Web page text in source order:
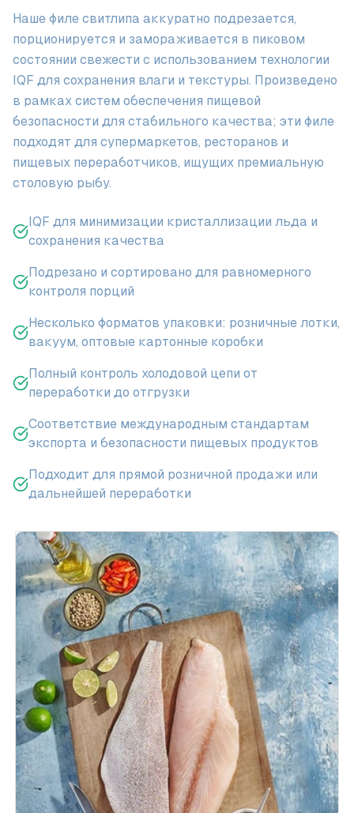
Наше филе свитлипа аккуратно подрезается,
порционируется и замораживается в пиковом
состоянии свежести с использованием технологии
IQF для сохранения влаги и текстуры. Произведено
в рамках систем обеспечения пищевой
безопасности для стабильного качества; эти филе
подходят для супермаркетов, ресторанов и
пищевых переработчиков, ищущих премиальную
столовую рыбу.
IQF для минимизации кристаллизации льда и
сохранения качества
Подрезано и сортировано для равномерного
контроля порций
Несколько форматов упаковки: розничные лотки,
вакуум, оптовые картонные коробки
Полный контроль холодовой цепи от
переработки до отгрузки
Соответствие международным стандартам
экспорта и безопасности пищевых продуктов
Подходит для прямой розничной продажи или
дальнейшей переработки